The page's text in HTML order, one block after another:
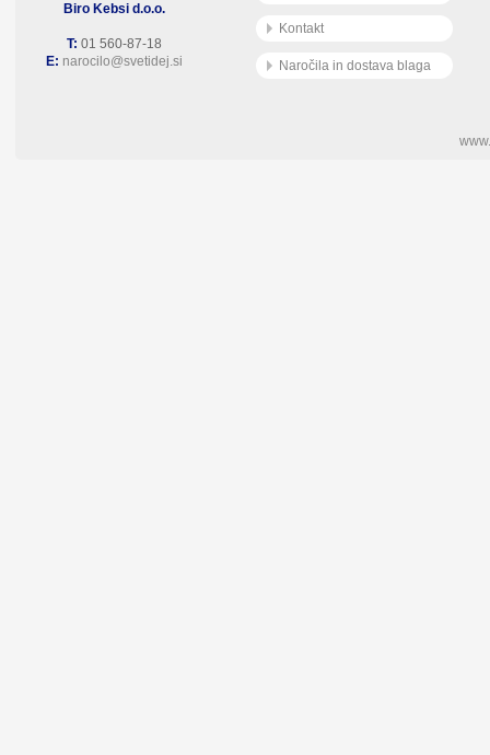
Biro Kebsi d.o.o.
T: 01 560-87-18
E: narocilo@svetidej.si
Kontakt
Naročila in dostava blaga